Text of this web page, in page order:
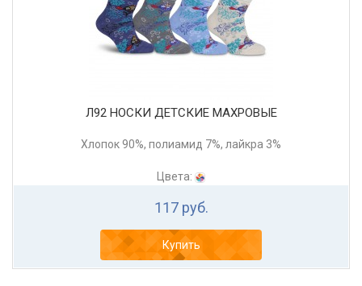
Л92 НОСКИ ДЕТСКИЕ МАХРОВЫЕ
Хлопок 90%, полиамид 7%, лайкра 3%
Цвета:
117 руб.
Купить